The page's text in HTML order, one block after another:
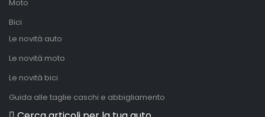
Moto
Bici
Le novità auto
Le novità moto
Le novità bici
Guida alle taglie caschi e abbigliamento